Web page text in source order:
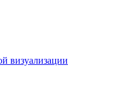
визуализации